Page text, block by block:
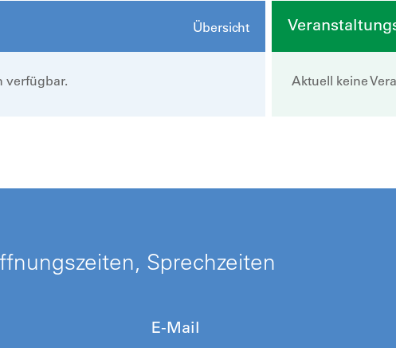
Übersicht
verfügbar. Aktuell keine
Sprechzeiten
E-Mail